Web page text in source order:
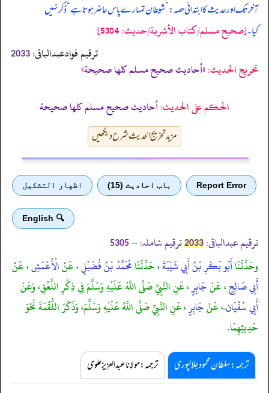
آخر تک اور حدیث کا ابتدائی حصہ:”شیطان تمہارے پاس حاضر ہوتا ہے“ذکر نہیں
کیا۔[صحيح مسلم/كتاب الأشربة/حدیث: 5304]
ترقیم فوادعبدالباقی: 2033
تخریج الحدیث:«أحاديث صحيح مسلم كلها صحيحة»
الحكم على الحديث:أحاديث صحيح مسلم كلها صحيحة
مزید تخریج الحدیث شرح دیکھیں
Report Error باب احادیث (15) اظهار التشكيل
🔍 English
ترقیم عبدالباقی: 2033 ترقیم شاملہ: --
5305
وحَدَّثَنَاأَبُو بَكْرِ بْنُ أَبِي شَيْبَةَ، حَدَّثَنَامُحَمَّدُ بْنُ فُضَيْلٍ، عَنْالْأَعْمَشِ، عَنْ
أَبِي صَالِحٍ، عَنْجَابِرٍ، عَنِ النَّبِيِّ صَلَّى اللَّهُ عَلَيْهِ وَسَلَّمَ فِي ذِكْرِ اللَّعْقِ، وَعَنْ
أَبِي سُفْيَانَ، عَنْجَابِرٍ، عَنِ النَّبِيِّ صَلَّى اللَّهُ عَلَيْهِ وَسَلَّمَ، وَذَكَرَ اللُّقْمَةَ نَحْوَ
حَدِيثِهِمَا.
ترجمہ:سلطان محمود جلالپوری ترجمہ:مولانا عبدالعزیز علوی